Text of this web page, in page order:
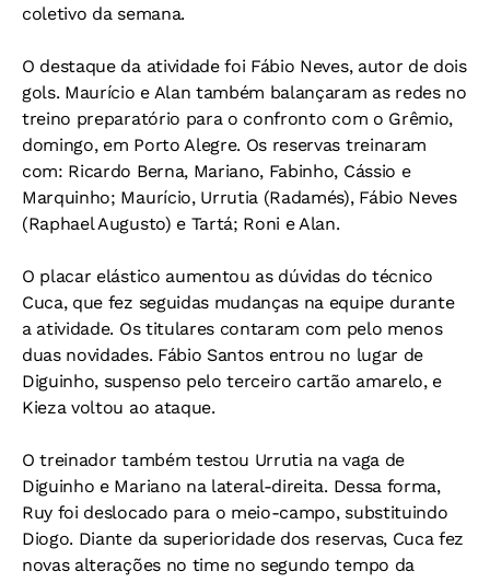
coletivo da semana.
O destaque da atividade foi Fábio Neves, autor de dois
gols. Maurício e Alan também balançaram as redes no
treino preparatório para o confronto com o Grêmio,
domingo, em Porto Alegre. Os reservas treinaram
com: Ricardo Berna, Mariano, Fabinho, Cássio e
Marquinho; Maurício, Urrutia (Radamés), Fábio Neves
(Raphael Augusto) e Tartá; Roni e Alan.
O placar elástico aumentou as dúvidas do técnico
Cuca, que fez seguidas mudanças na equipe durante
a atividade. Os titulares contaram com pelo menos
duas novidades. Fábio Santos entrou no lugar de
Diguinho, suspenso pelo terceiro cartão amarelo, e
Kieza voltou ao ataque.
O treinador também testou Urrutia na vaga de
Diguinho e Mariano na lateral-direita. Dessa forma,
Ruy foi deslocado para o meio-campo, substituindo
Diogo. Diante da superioridade dos reservas, Cuca fez
novas alterações no time no segundo tempo da